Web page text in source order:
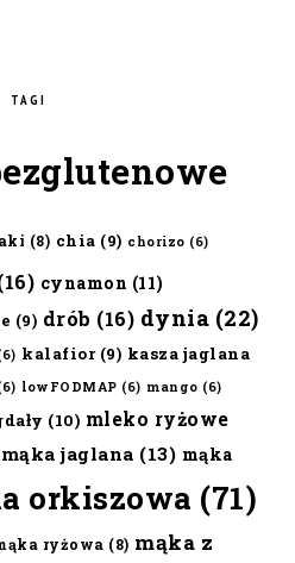
TAGI
(8) chia (9) chorizo (6)
cynamon (11)
(9) drób (16) dynia (22)
kalafior(9) kasza jaglana
lowFODMAP (6) mango (6)
(10) mleko ryżowe
mąka jaglana (13) mąka
orkiszowa (71)
ryżowa (8) mąka z